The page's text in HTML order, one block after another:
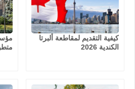
كيفية التقديم لمقاطعة ألبرتا
الكندية 2026